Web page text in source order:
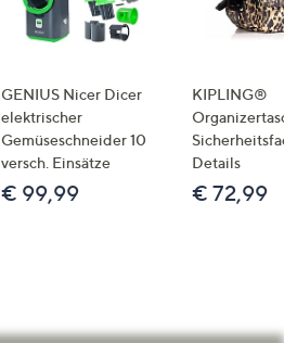
GENIUS Nicer Dicer
elektrischer
Gemüseschneider 10
versch. Einsätze
€ 99,99
KIPLING®
Details
€ 72,99